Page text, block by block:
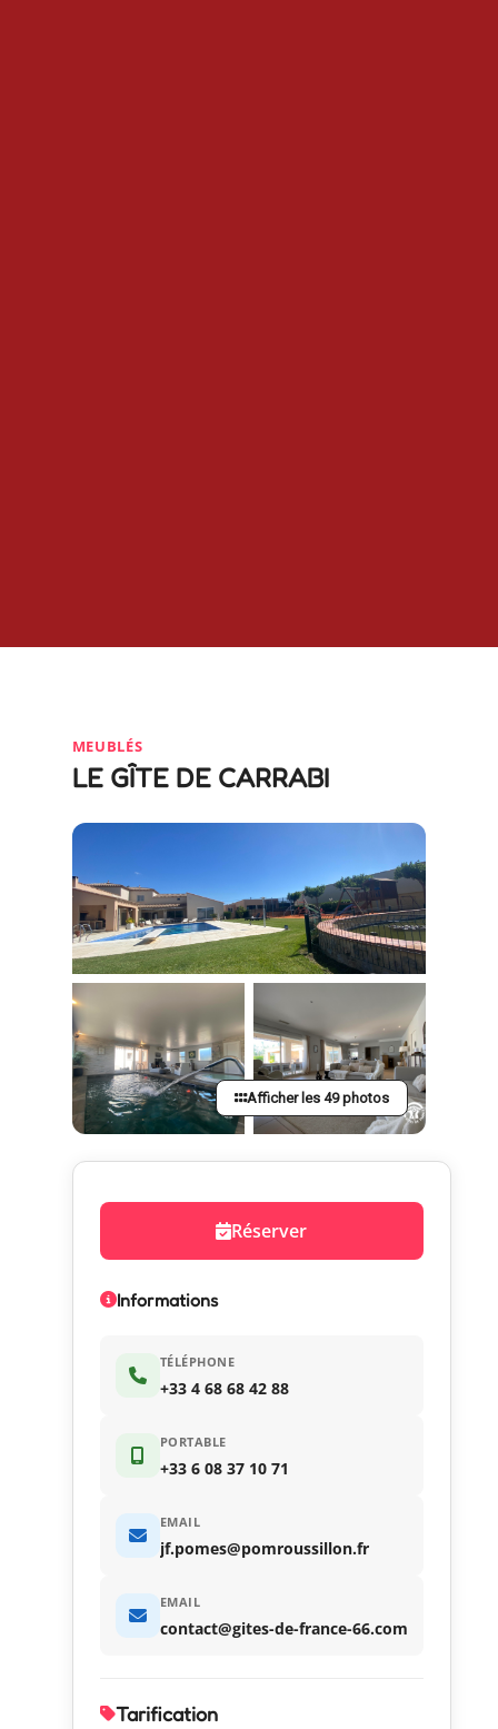
MEUBLÉS
LE GÎTE DE CARRABI
Afficher les 49 photos
Réserver
Informations
TÉLÉPHONE
+33 4 68 68 42 88
PORTABLE
+33 6 08 37 10 71
EMAIL
jf.pomes@pomroussillon.fr
EMAIL
contact@gites-de-france-66.com
Tarification